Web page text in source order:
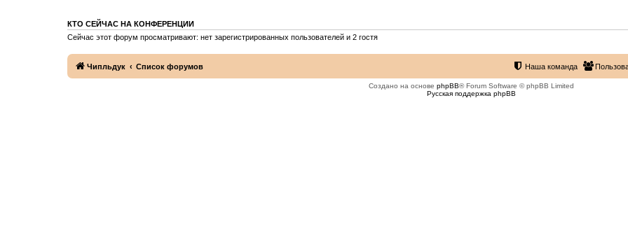
КТО СЕЙЧАС НА КОНФЕРЕНЦИИ
Сейчас этот форум просматривают: нет зарегистрированных пользователей и 2 гостя
Чипльдук Список форумов Наша команда
Создано на основе phpBB® Forum Software © phpBB Limited
Русская поддержка phpBB